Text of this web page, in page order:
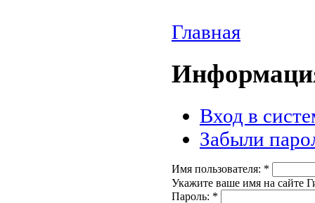
Главная
Вход в
Забыли
Имя пользователя: *
Укажите ваше имя на сайте
Пароль: *